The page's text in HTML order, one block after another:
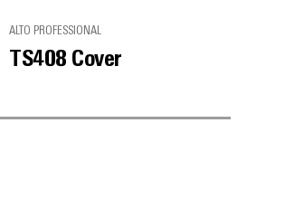
ALTO PROFESSIONAL
TS408 Cover